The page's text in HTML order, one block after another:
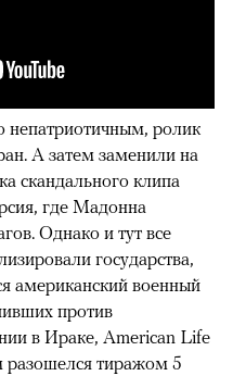
непатриотичным, ролик
А затем заменили на
скандального клипа
где Мадонна
Однако и тут все
государства,
американский военный
против
в Ираке, American Life
разошелся тиражом 5